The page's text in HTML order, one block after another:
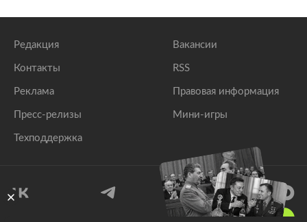
Редакция
Контакты
Реклама
Пресс-релизы
Техподдержка
Вакансии
RSS
Правовая информация
Мини-игры